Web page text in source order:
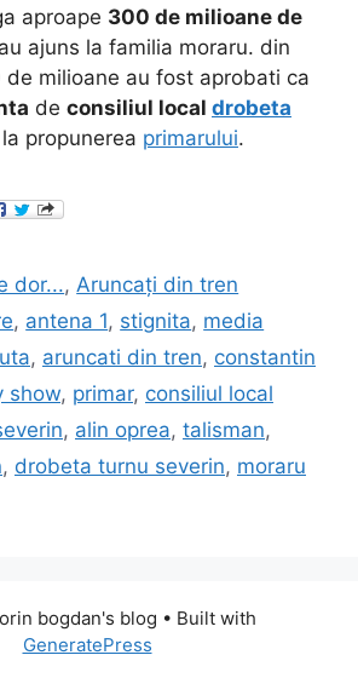
aproape 300 de milioane de
ajuns la familia moraru. din
de milioane au fost aprobati ca
de consiliul local drobeta
propunerea primarului.
dor..., Aruncați din tren
, antena 1, stignita, media
, aruncati din tren, constantin
show, primar, consiliul local
, alin oprea, talisman,
, drobeta turnu severin, moraru
bogdan's blog • Built with
GeneratePress